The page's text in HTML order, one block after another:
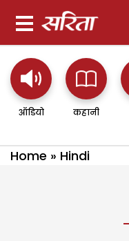
ऑडियो कहानी
Home » Hindi